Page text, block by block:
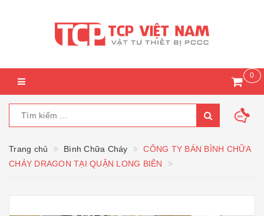
0
Trang chủ Bình Chữa Cháy
CÔNG TY BÁN BÌNH CHỮA
CHÁY DRAGON TẠI QUẬN LONG BIÊN